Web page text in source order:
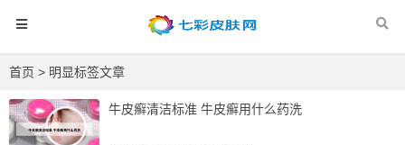
首页 > 明显标签文章
牛皮癣清洁标准 牛皮癣用什么药洗